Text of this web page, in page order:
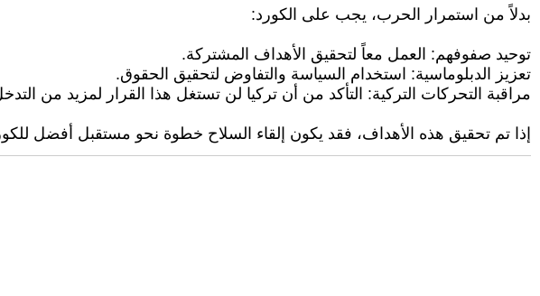
بدلاً من استمرار الحرب، يجب على الكورد:
توحيد صفوفهم: العمل معاً لتحقيق الأهداف المشتركة.
تعزيز الدبلوماسية: استخدام السياسة والتفاوض لتحقيق الحقوق.
مراقبة التحركات التركية: التأكد من أن تركيا لن تستغل هذا القرار لمزيد من
إذا تم تحقيق هذه الأهداف، فقد يكون إلقاء السلاح خطوة نحو مستقبل أفضل